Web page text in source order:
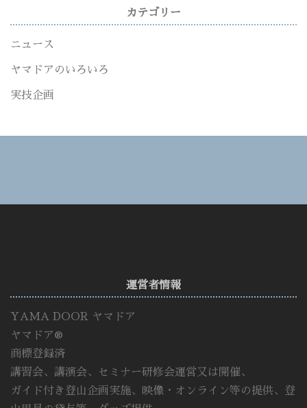
カテゴリー
ニュース
ヤマドアのいろいろ
実技企画
運営者情報
YAMA DOOR ヤマドア
ヤマドア®
商標登録済
講習会、講演会、セミナー研修会運営又は開催、
ガイド付き登山企画実施、映像・オンライン等の提供、登